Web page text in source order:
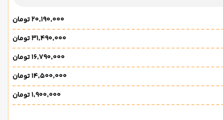
۲۰٬۱۹۰٬۰۰۰ تومان
۳۱٬۴۹۰٬۰۰۰ تومان
۱۶٬۷۹۰٬۰۰۰ تومان
۱۴٬۵۰۰٬۰۰۰ تومان
۱٬۹۰۰٬۰۰۰ تومان